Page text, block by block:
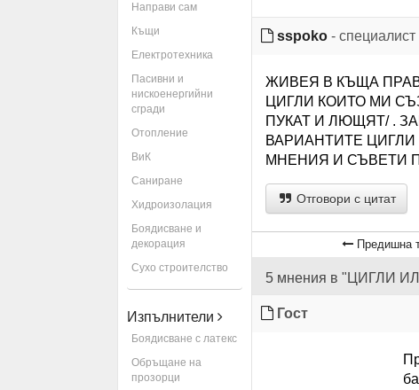
Направи сам
Къщи
Електротехника
Пасивни и
нискоенергийни
сгради
Отопление
ВиК
Саниране
Хидроизолация
Боядисване и
декорация
Сухо строителство
Изпълнители
Боядисване с латекс
Обръщане на
прозорци
sspoko - специалист
ЖИВЕЯ В КЪЩА
ЦИГЛИ КОИТО МИ
ПУКАТ И ЛЮЩЯТ/ .
ВАРИАНТИТЕ
МНЕНИЯ И СЪВЕТИ
Отговори с цитат
Предишна
5 мнения в "ЦИГЛИ
Гост